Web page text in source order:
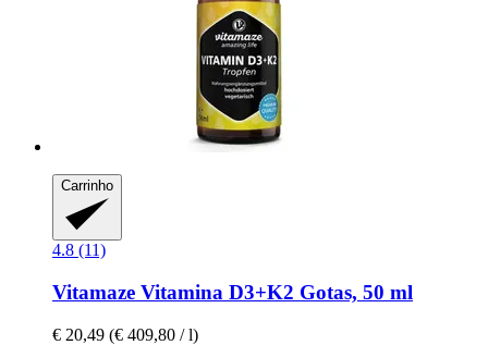
Carrinho
4.8 (11)
Vitamaze Vitamina D3+K2 Gotas, 50 ml
€ 20,49 (€ 409,80 / l)